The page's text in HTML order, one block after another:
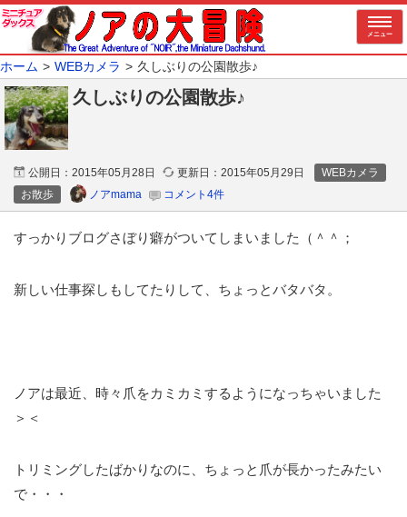
メニュー
ホーム WEBカメラ 久しぶりの公園散歩♪
久しぶりの公園散歩♪
公開日： 2015年05月28日 更新日： 2015年05月29日
WEBカメラ
お散歩
ノアmama コメント4件
すっかりブログさぼり癖がついてしまいました（＾＾；
新しい仕事探しもしてたりして、ちょっとバタバタ。
ノアは最近、時々爪をカミカミするようになっちゃいました
＞＜
トリミングしたばかりなのに、ちょっと爪が長かったみたい
で・・・